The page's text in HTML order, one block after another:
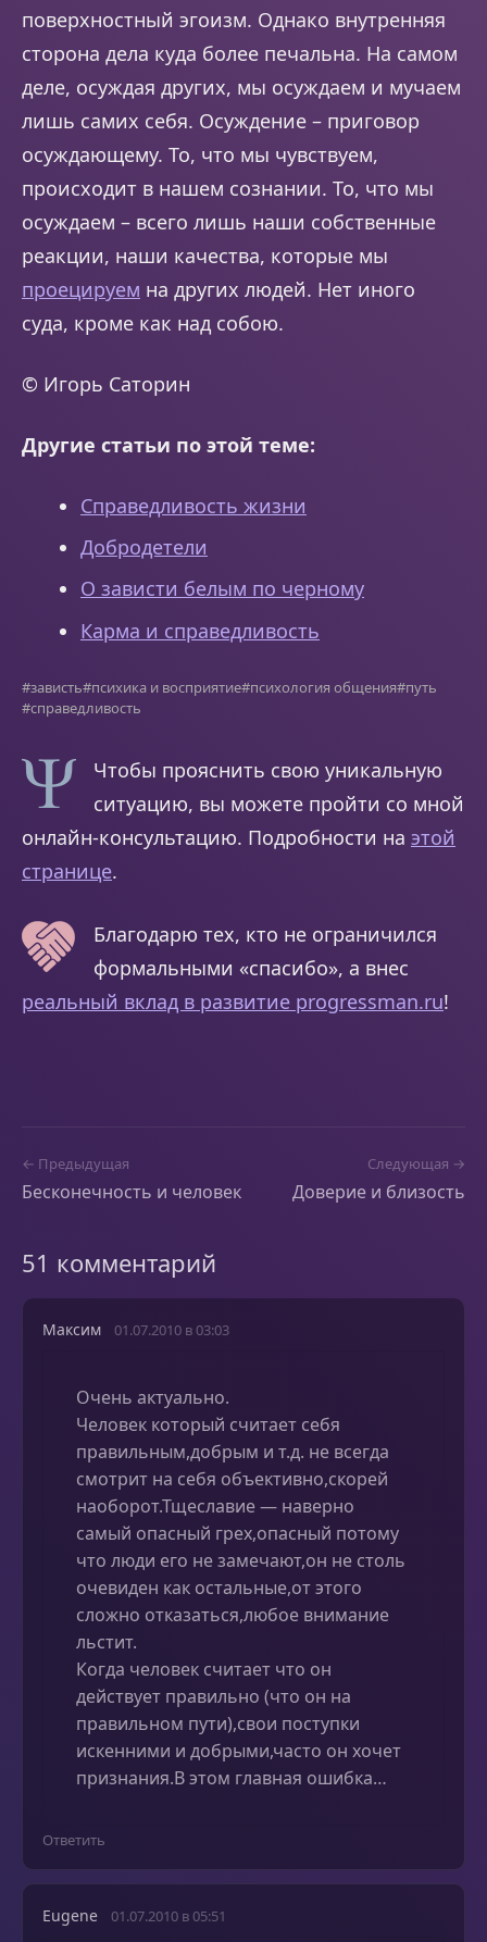
поверхностный эгоизм. Однако внутренняя
сторона дела куда более печальна. На самом
деле, осуждая других, мы осуждаем и мучаем
лишь самих себя. Осуждение – приговор
осуждающему. То, что мы чувствуем,
происходит в нашем сознании. То, что мы
осуждаем – всего лишь наши собственные
реакции, наши качества, которые мы
проецируем на других людей. Нет иного
суда, кроме как над собою.
© Игорь Саторин
Другие статьи по этой теме:
Справедливость жизни
Добродетели
О зависти белым по черному
Карма и справедливость
#зависть#психика и восприятие#психология общения#путь
#справедливость
Чтобы прояснить свою уникальную
ситуацию, вы можете пройти со мной
онлайн-консультацию. Подробности на этой
странице.
Благодарю тех, кто не ограничился
формальными «спасибо», а внес
реальный вклад в развитие progressman.ru!
← Предыдущая
Бесконечность и человек
Следующая →
Доверие и близость
51 комментарий
Максим 01.07.2010 в 03:03
Очень актуально.
Человек который считает себя
правильным,добрым и т.д. не всегда
смотрит на себя объективно,скорей
наоборот.Тщеславие — наверно
самый опасный грех,опасный потому
что люди его не замечают,он не столь
очевиден как остальные,от этого
сложно отказаться,любое внимание
льстит.
Когда человек считает что он
действует правильно (что он на
правильном пути),свои поступки
искенними и добрыми,часто он хочет
признания.В этом главная ошибка…
Ответить
Eugene 01.07.2010 в 05:51